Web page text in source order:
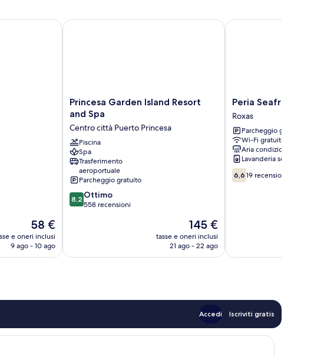
Il
prezzo
attuale
58 €
e oneri inclusi
9 ago - 10 ago
Princesa
Garden
Resort
and
Spa
Centro
città
Puerto
Princesa
Princesa Garden Island Resort
and Spa
Centro città Puerto Princesa
Piscina
Spa
Trasferimento
aeroportuale
Parcheggio gratuito
8.2
su
8,2 Ottimo
558 recensioni
Il
prezzo
attuale
145 €
tasse e oneri inclusi
21 ago - 22 ago
Princesa Garden Island Resort and Spa
Peria
Seafront
Pensione
Roxas
Peria Seafront
Roxas
Parcheggio gratuito
Wi-Fi gratuito
Aria condizionata
Lavanderia self-service
6.6
su
6,6 19 recensioni
Peria Seafront
Accedi Iscriviti gratis